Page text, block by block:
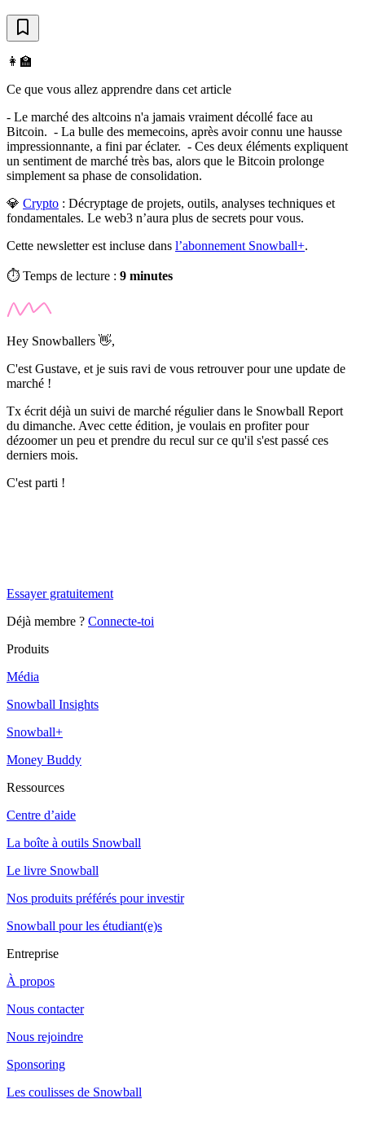
👩‍🏫
Ce que vous allez apprendre dans cet article
- Le marché des altcoins n'a jamais vraiment décollé face au
Bitcoin. - La bulle des memecoins, après avoir connu une hausse
impressionnante, a fini par éclater. - Ces deux éléments expliquent
un sentiment de marché très bas, alors que le Bitcoin prolonge
simplement sa phase de consolidation.
💎 Crypto : Décryptage de projets, outils, analyses techniques et
fondamentales. Le web3 n’aura plus de secrets pour vous.
Cette newsletter est incluse dans l’abonnement Snowball+.
⏱️ Temps de lecture : 9 minutes
Hey Snowballers 👋,
C'est Gustave, et je suis ravi de vous retrouver pour une update de
marché !
Tx écrit déjà un suivi de marché régulier dans le Snowball Report
du dimanche. Avec cette édition, je voulais en profiter pour
dézoomer un peu et prendre du recul sur ce qu'il s'est passé ces
derniers mois.
C'est parti !
Essayer gratuitement
Déjà membre ? Connecte-toi
Produits
Média
Snowball Insights
Snowball+
Money Buddy
Ressources
Centre d’aide
La boîte à outils Snowball
Le livre Snowball
Nos produits préférés pour investir
Snowball pour les étudiant(e)s
Entreprise
À propos
Nous contacter
Nous rejoindre
Sponsoring
Les coulisses de Snowball